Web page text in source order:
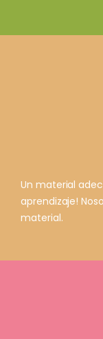
Un material
aprendizaje!
material.